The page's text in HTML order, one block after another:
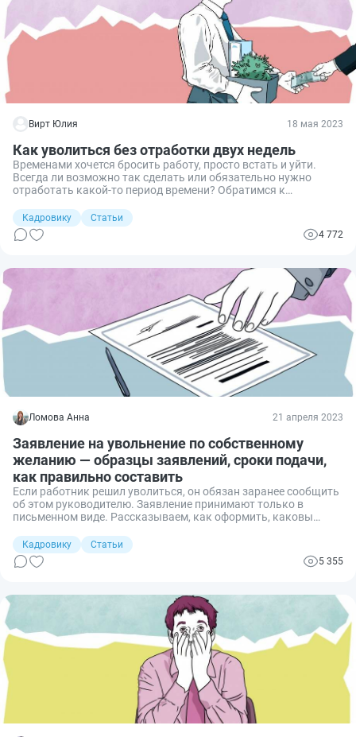
Вирт Юлия 18 мая 2023
Как уволиться без отработки двух недель
Временами хочется бросить работу, просто встать и уйти.
Всегда ли возможно так сделать или обязательно нужно
отработать какой-то период времени? Обратимся к
Кадровику
Статьи
4 772
Ломова Анна 21 апреля 2023
Заявление на увольнение по собственному
желанию — образцы заявлений, сроки подачи,
как правильно составить
Если работник решил уволиться, он обязан заранее сообщить
об этом руководителю. Заявление принимают только в
письменном виде. Рассказываем, как оформить, каковы
Кадровику
Статьи
5 355